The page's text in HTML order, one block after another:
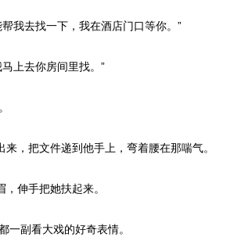
我去找一下，我在酒店门口等你。”
上去你房间里找。”
，把文件递到他手上，弯着腰在那喘气。
伸手把她扶起来。
副看大戏的好奇表情。